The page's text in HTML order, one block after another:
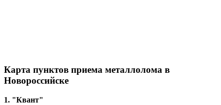
Карта пунктов приема металлолома в
Новороссийске
1. "Квант"